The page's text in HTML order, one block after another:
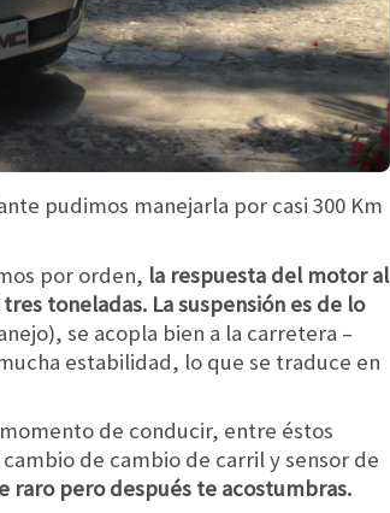
pudimos manejarla por casi 300 Km
por orden, la respuesta del motor al
toneladas. La suspensión es de lo
se acopla bien a la carretera –
estabilidad, lo que se traduce en
de conducir, entre éstos
de cambio de carril y sensor de
raro pero después te acostumbras.